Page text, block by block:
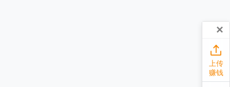
×

上传
赚钱